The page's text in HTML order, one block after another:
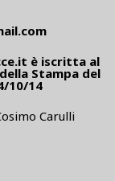
è iscritta al
Stampa del
10/14
Carulli